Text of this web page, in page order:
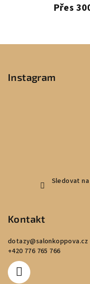
Přes
Instagram
Sledovat
Kontakt
dotazy@salonkoppova.cz
+420 776 765 766